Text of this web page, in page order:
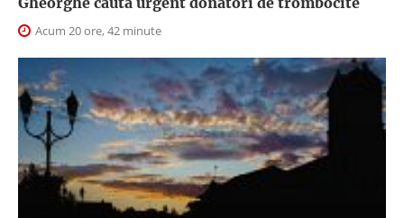
Acum 20 ore, 42 minute